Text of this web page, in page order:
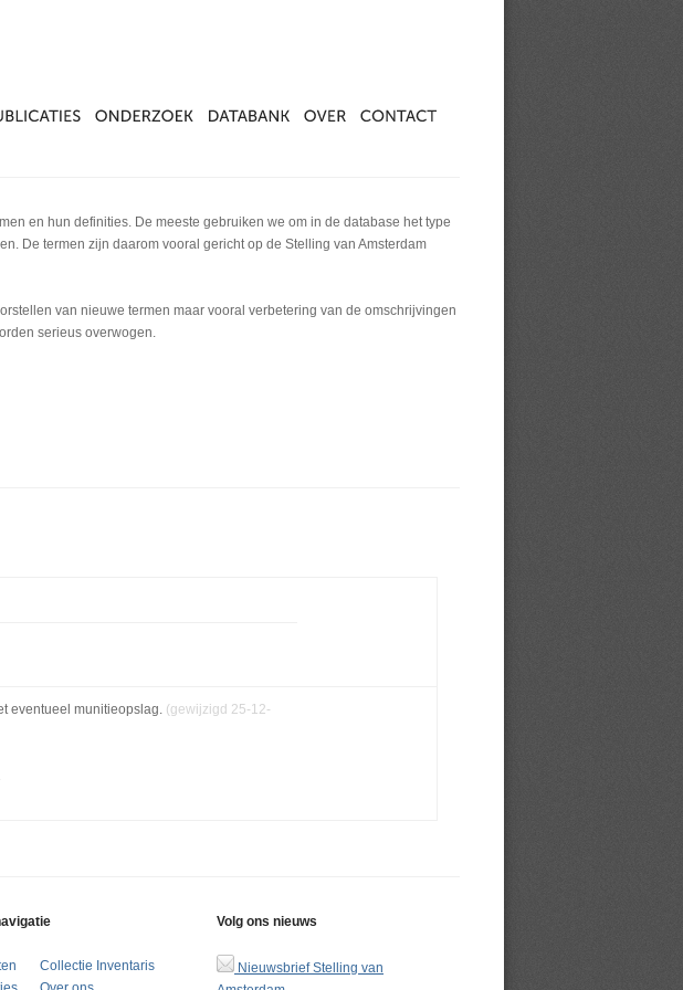
en hun definities. De meeste gebruiken we om in de database het type
De termen zijn daarom vooral gericht op de Stelling van Amsterdam
van nieuwe termen maar vooral verbetering van de omschrijvingen
serieus overwogen.
eventueel munitieopslag. (gewijzigd 25-12-
Collectie Inventaris
Volg ons nieuws
Nieuwsbrief Stelling van